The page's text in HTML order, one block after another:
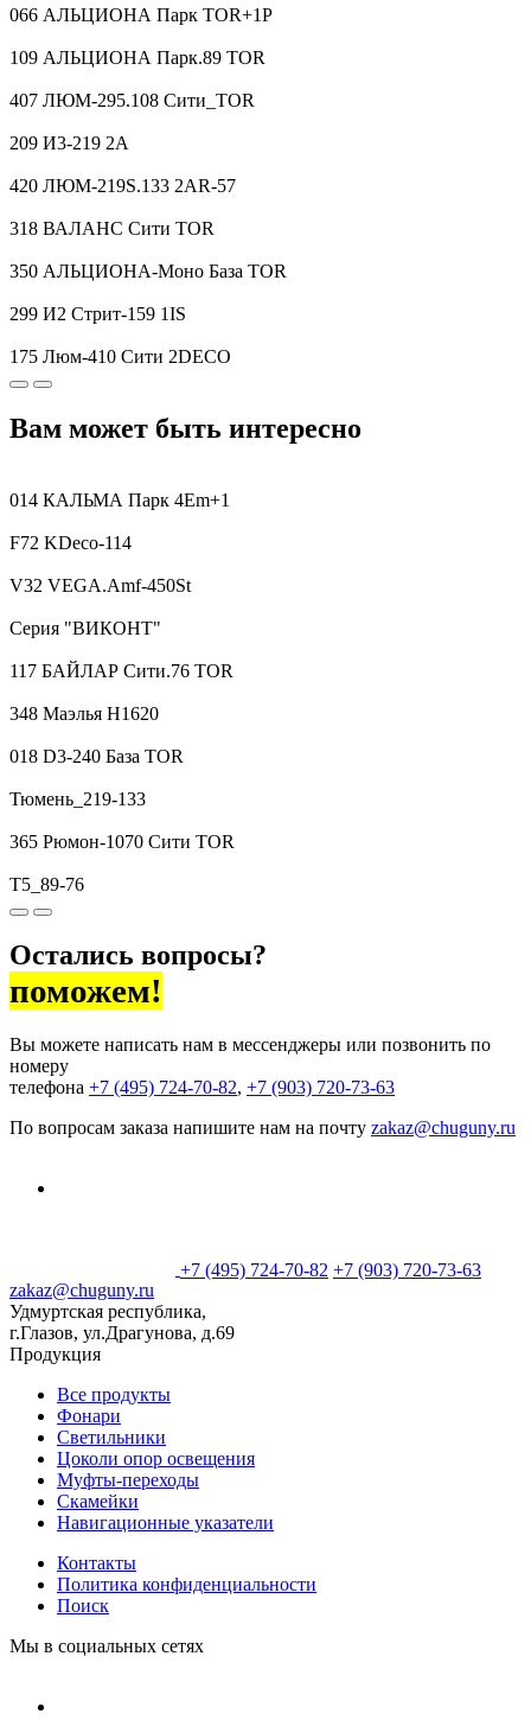
066 АЛЬЦИОНА Парк TOR+1P
109 АЛЬЦИОНА Парк.89 TOR
407 ЛЮМ-295.108 Сити_TOR
209 И3-219 2A
420 ЛЮМ-219S.133 2AR-57
318 ВАЛАНС Сити TOR
350 АЛЬЦИОНА-Моно База TOR
299 И2 Стрит-159 1IS
175 Люм-410 Сити 2DECO
Вам может быть интересно
014 КАЛЬМА Парк 4Em+1
F72 KDeco-114
V32 VEGA.Amf-450St
Серия "ВИКОНТ"
117 БАЙЛАР Сити.76 TOR
348 Маэлья H1620
018 D3-240 База TOR
Тюмень_219-133
365 Рюмон-1070 Сити TOR
T5_89-76
Остались вопросы?
поможем!
Вы можете написать нам в мессенджеры или позвонить по
номеру
телефона +7 (495) 724-70-82, +7 (903) 720-73-63
По вопросам заказа напишите нам на почту zakaz@chuguny.ru
+7 (495) 724-70-82 +7 (903) 720-73-63
zakaz@chuguny.ru
Удмуртская республика,
г.Глазов, ул.Драгунова, д.69
Продукция
Все продукты
Фонари
Светильники
Цоколи опор освещения
Муфты-переходы
Скамейки
Навигационные указатели
Контакты
Политика конфиденциальности
Поиск
Мы в социальных сетях